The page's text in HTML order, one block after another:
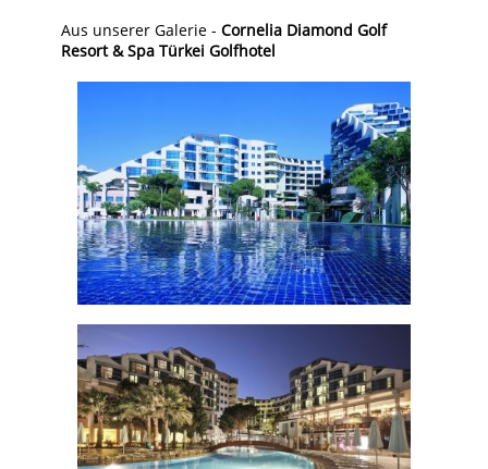
Aus unserer Galerie - Cornelia Diamond Golf
Resort & Spa Türkei Golfhotel